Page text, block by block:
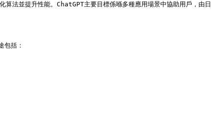
法並提升性能。ChatGPT主要目標係喺多種應用場景中協助用戶，由日
包括：